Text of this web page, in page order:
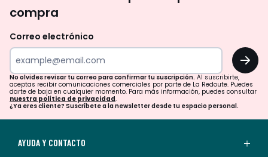
tu
para
confirmar
tu
suscripción.
compra
Correo electrónico
OK
No olvides revisar tu correo para confirmar tu suscripción. Al suscribirte,
aceptas recibir comunicaciones comerciales por parte de La Redoute. Puedes
darte de baja en cualquier momento. Para más información, puedes consultar
nuestra política de privacidad.
¿Ya eres cliente? Suscríbete a la newsletter desde tu espacio personal.
AYUDA Y CONTACTO